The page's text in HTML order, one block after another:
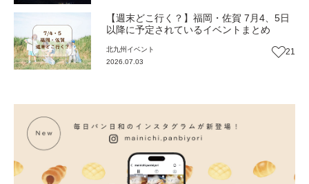
【週末どこ行く？】福岡・佐賀 7月4、5日
以降に予定されているイベントまとめ
北九州 イベント
2026.07.03
21